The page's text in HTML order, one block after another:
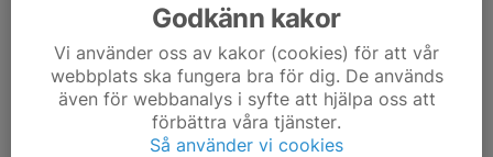
Godkänn kakor
Vi använder oss av kakor (cookies) för att vår
webbplats ska fungera bra för dig. De används
även för webbanalys i syfte att hjälpa oss att
förbättra våra tjänster.
Så använder vi cookies